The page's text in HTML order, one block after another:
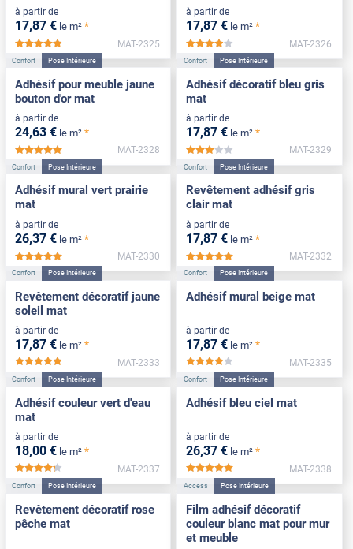
à partir de
17,87 € le m² *
*****
MAT-2325
à partir de
17,87 € le m² *
*****
MAT-2326
Confort Pose Intérieure
Adhésif pour meuble jaune
bouton d'or mat
à partir de
24,63 € le m² *
*****
MAT-2328
Confort Pose Intérieure
Adhésif décoratif bleu gris
mat
à partir de
17,87 € le m² *
*****
MAT-2329
Confort Pose Intérieure
Adhésif mural vert prairie
mat
à partir de
26,37 € le m² *
*****
MAT-2330
Confort Pose Intérieure
Revêtement adhésif gris
clair mat
à partir de
17,87 € le m² *
MAT-2332
Confort Pose Intérieure
Revêtement décoratif jaune
soleil mat
à partir de
17,87 € le m² *
MAT-2333
Confort Pose Intérieure
Adhésif mural beige mat
à partir de
17,87 € le m² *
*****
MAT-2335
Confort Pose Intérieure
Adhésif couleur vert d'eau
mat
à partir de
18,00 € le m² *
*****
MAT-2337
Confort Pose Intérieure
Adhésif bleu ciel mat
à partir de
26,37 € le m² *
MAT-2338
Confort Pose Intérieure
Revêtement décoratif rose
pêche mat
Access Pose Intérieure
Film adhésif décoratif
couleur blanc mat pour mur
et meuble